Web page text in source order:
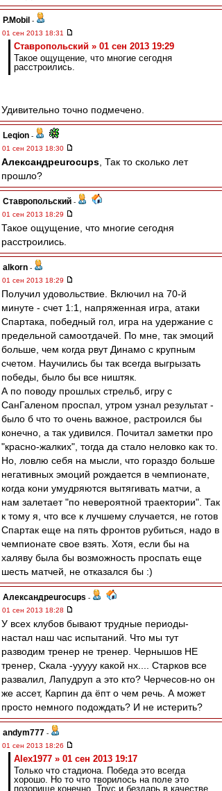
P.Mobil -
01 сен 2013 18:31
Ставропольский » 01 сен 2013 19:29
Такое ощущение, что многие сегодня
расстроились.
Удивительно точно подмечено.
Leqion -
01 сен 2013 18:30
Александрeurocups , Так то сколько лет
прошло?
Ставропольский -
01 сен 2013 18:29
Такое ощущение, что многие сегодня
расстроились.
alkorn -
01 сен 2013 18:29
Получил удовольствие. Включил на 70-й
минуте - счет 1:1, напряженная игра, атаки
Спартака, победный гол, игра на удержание с
предельной самоотдачей. По мне, так эмоций
больше, чем когда рвут Динамо с крупным
счетом. Научились бы так всегда выгрызать
победы, было бы все ништяк.
А по поводу прошлых стрельб, игру с
СанГаленом проспал, утром узнал результат -
было б что то очень важное, растроился бы
конечно, а так удивился. Почитал заметки про
"красно-жалких", тогда да стало неловко как то.
Но, ловлю себя на мысли, что гораздо больше
негативных эмоций рождается в чемпионате,
когда кони умудряются вытягивать матчи, а
нам залетает "по невероятной траектории". Так
к тому я, что все к лучшему случается, не готов
Спартак еще на пять фронтов рубиться, надо в
чемпионате свое взять. Хотя, если бы на
халяву была бы возможность проспать еще
шесть матчей, не отказался бы :)
Александрeurocups -
01 сен 2013 18:28
У всех клубов бывают трудные периоды-
настал наш час испытаний. Что мы тут
разводим тренер не тренер. Чернышов НЕ
тренер, Скала -ууууу какой нх.... Старков все
развалил, Лапудруп а это кто? Черчесов-но он
же ассет, Карпин да ёпт о чем речь. А может
просто немного подождать? И не истерить?
andym777 -
01 сен 2013 18:26
Alex1977 » 01 сен 2013 19:17
Только что стадиона. Победа это всегда
хорошо. Но то что творилось на поле это
позорище конечно. Трус и бездарь в качестве